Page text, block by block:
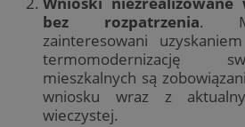
bez rozpatrzenia.
zainteresowani
termomodernizację
mieszkalnych są
wniosku wraz z
wieczystej.